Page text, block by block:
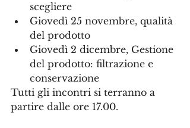
scegliere
Giovedì 25 novembre, qualità
del prodotto
Giovedì 2 dicembre, Gestione
del prodotto: filtrazione e
conservazione
Tutti gli incontri si terranno a
partire dalle ore 17.00.